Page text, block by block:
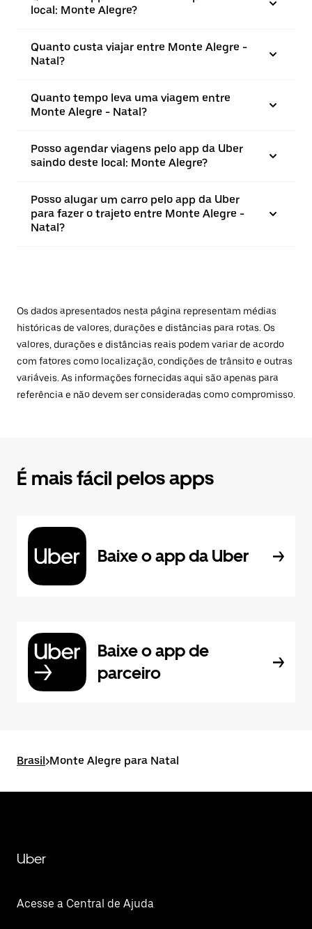
local: Monte Alegre?
Quanto custa viajar entre Monte Alegre -
Natal?
Quanto tempo leva uma viagem entre
Monte Alegre - Natal?
Posso agendar viagens pelo app da Uber
saindo deste local: Monte Alegre?
Posso alugar um carro pelo app da Uber
para fazer o trajeto entre Monte Alegre -
Natal?
Os dados apresentados nesta página representam médias
históricas de valores, durações e distâncias para rotas. Os
valores, durações e distâncias reais podem variar de acordo
com fatores como localização, condições de trânsito e outras
variáveis. As informações fornecidas aqui são apenas para
referência e não devem ser consideradas como compromisso.
É mais fácil pelos apps
Baixe o app da Uber
Baixe o app de
parceiro
Brasil>Monte Alegre para Natal
Uber
Acesse a Central de Ajuda